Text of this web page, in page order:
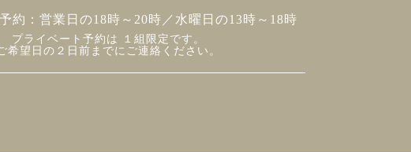
約： 営業日の18時～20時／水曜日の13時～18時
プライベート予約は １組限定です。
希望日の２日前までにご連絡ください。